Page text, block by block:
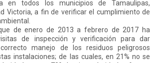
en todos los municipios de Tamaulipas,
Victoria, a fin de verificar el cumplimiento de
de enero de 2013 a febrero de 2017 ha
de inspección y verificación para dar
manejo de los residuos peligrosos
instalaciones; de las cuales, en 21% no se